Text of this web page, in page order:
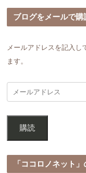
ブログをメールで購
メールアドレスを記入し
ます。
購読
「ココロノネット